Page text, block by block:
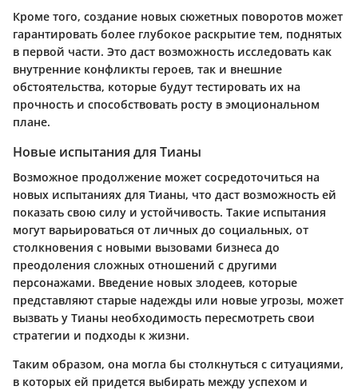
Кроме того, создание новых сюжетных поворотов может
гарантировать более глубокое раскрытие тем, поднятых
в первой части. Это даст возможность исследовать как
внутренние конфликты героев, так и внешние
обстоятельства, которые будут тестировать их на
прочность и способствовать росту в эмоциональном
плане.
Новые испытания для Тианы
Возможное продолжение может сосредоточиться на
новых испытаниях для Тианы, что даст возможность ей
показать свою силу и устойчивость. Такие испытания
могут варьироваться от личных до социальных, от
столкновения с новыми вызовами бизнеса до
преодоления сложных отношений с другими
персонажами. Введение новых злодеев, которые
представляют старые надежды или новые угрозы, может
вызвать у Тианы необходимость пересмотреть свои
стратегии и подходы к жизни.
Таким образом, она могла бы столкнуться с ситуациями,
в которых ей придется выбирать между успехом и